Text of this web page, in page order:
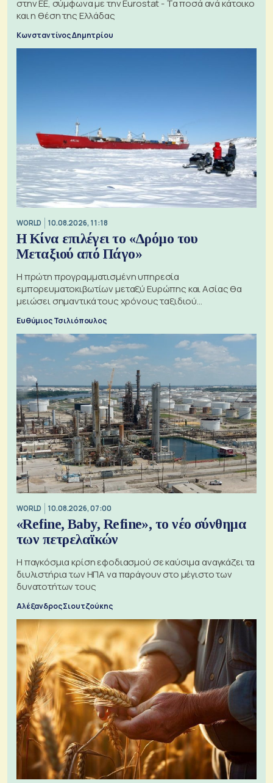
στην ΕΕ, σύμφωνα με την Eurostat - Τα ποσά ανά κάτοικο
και η θέση της Ελλάδας
Κωνσταντίνος Δημητρίου
WORLD 10.08.2026, 11:18
Η Κίνα επιλέγει το «Δρόμο του
Μεταξιού από Πάγο»
Η πρώτη προγραμματισμένη υπηρεσία
εμπορευματοκιβωτίων μεταξύ Ευρώπης και Ασίας θα
μειώσει σημαντικά τους χρόνους ταξιδιού
χρησιμοποιώντας την Αρκτική ως πλωτή οδό
Ευθύμιος Τσιλιόπουλος
WORLD 10.08.2026, 07:00
«Refine, Baby, Refine», το νέο σύνθημα
των πετρελαϊκών
Η παγκόσμια κρίση εφοδιασμού σε καύσιμα αναγκάζει τα
διυλιστήρια των ΗΠΑ να παράγουν στο μέγιστο των
δυνατοτήτων τους
Αλέξανδρος Σιουτζούκης